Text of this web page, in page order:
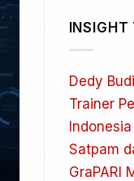
Dedy
Trainer
Satpam
GraPARI